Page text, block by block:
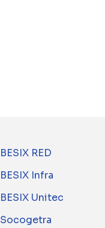
BESIX RED
BESIX Infra
BESIX Unitec
Socogetra